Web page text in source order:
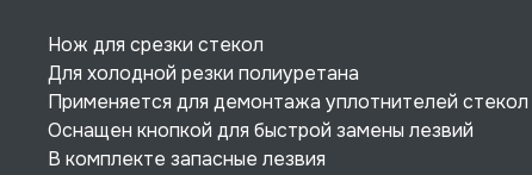
Нож для срезки стекол
Для холодной резки полиуретана
Применяется для демонтажа уплотнителей стекол
Оснащен кнопкой для быстрой замены лезвий
В комплекте запасные лезвия